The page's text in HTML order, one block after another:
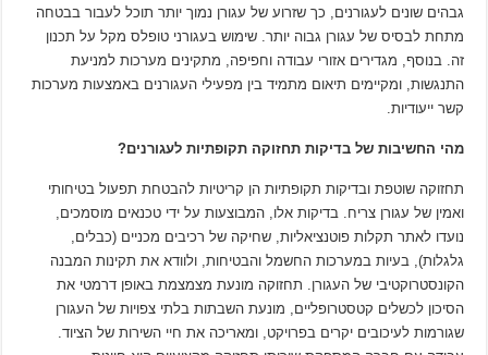
גבהים שונים לעגורנים, כך שזרוע של עגורן נמוך יותר תוכל לעבור בבטחה
מתחת לבסיס של עגורן גבוה יותר. שימוש בעגורני טופלס מקל על תכנון
זה. בנוסף, מגדירים אזורי עבודה וחפיפה, מתקינים מערכות למניעת
התנגשות, ומקיימים תיאום מתמיד בין מפעילי העגורנים באמצעות מערכות
קשר ייעודיות.
מהי החשיבות של בדיקות תחזוקה תקופתיות לעגורנים?
תחזוקה שוטפת ובדיקות תקופתיות הן קריטיות להבטחת תפעול בטיחותי
ואמין של עגורן צריח. בדיקות אלו, המבוצעות על ידי טכנאים מוסמכים,
נועדו לאתר תקלות פוטנציאליות, שחיקה של רכיבים מכניים (כבלים,
גלגלות), בעיות במערכות החשמל והבטיחות, ולוודא את תקינות המבנה
הקונסטרוקטיבי של העגורן. תחזוקה מונעת מצמצמת באופן דרמטי את
הסיכון לכשלים קטסטרופליים, מונעת השבתות בלתי צפויות של העגורן
שגורמות לעיכובים יקרים בפרויקט, ומאריכה את חיי השירות של הציוד.